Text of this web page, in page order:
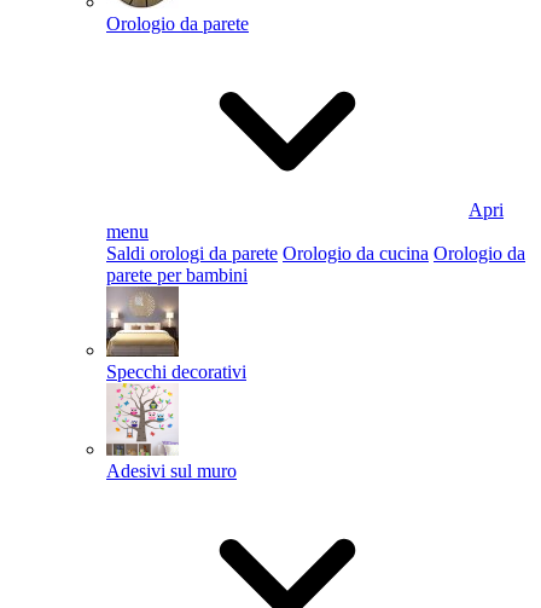
Orologio da parete
Apri
menu
Saldi orologi da parete Orologio da cucina Orologio da
parete per bambini
Specchi decorativi
Adesivi sul muro